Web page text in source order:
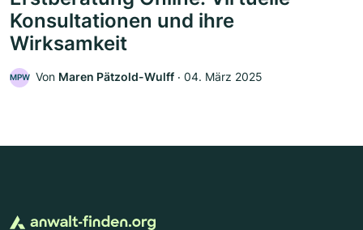
Konsultationen und ihre
Wirksamkeit
MPW Von Maren Pätzold-Wulff ‧ 04. März 2025